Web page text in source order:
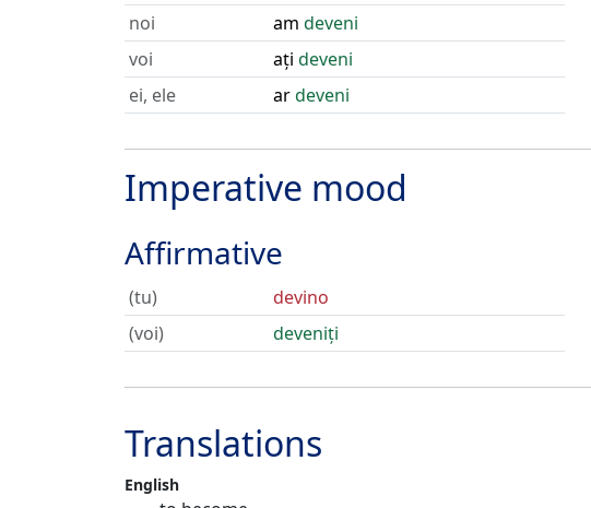
noi
am deveni
voi
ați deveni
ei, ele
ardeveni
Imperative mood
Affirmative
(tu)
devino
(voi)
deveniți
Translations
English